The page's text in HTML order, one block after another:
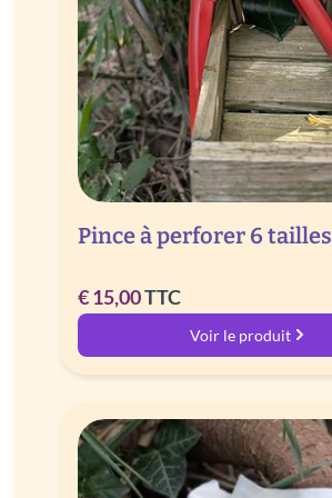
Pince à perforer 6 tailles
€15,00TTC
Voir le produit